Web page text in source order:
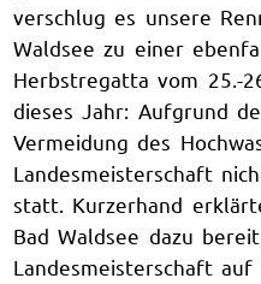
verschlug es unsere
Waldsee zu einer
Herbstregatta vom 25.-
dieses Jahr: Aufgrund
Vermeidung des
Landesmeisterschaft
statt. Kurzerhand
Bad Waldsee dazu
Landesmeisterschaft auf